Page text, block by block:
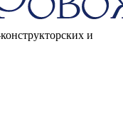
и